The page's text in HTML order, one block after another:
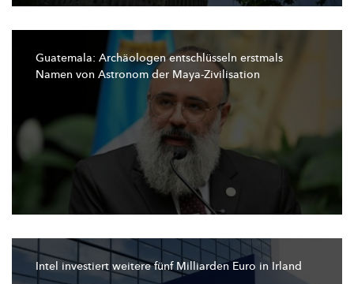
Guatemala: Archäologenentschlüsseln erstmals
Namen von Astronom der Maya-Zivilisation
Intel investiert weitere fünf Milliarden Euro in Irland